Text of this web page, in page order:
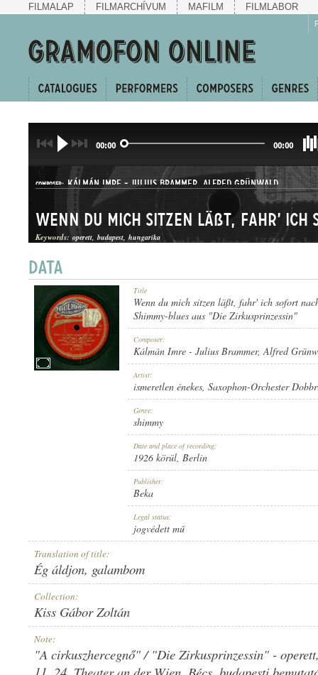
FILMALAP FILMARCHÍVUM MAFILM FILMLABOR
00:00 00:00
COMPOSER: KÁLMÁN IMRE - JULIUS BRAMMER ALFRED GRÜNWALD
SHIMMY
RECORD NUMBER: B. 5464-I
Keywords: operett budapest hungarika
Title
Wenn du mich sitzen läßt, fahr' ich sofort
Shimmy-blues aus "Die Zirkusprinzessin"
Composer:
Kálmán Imre - Julius Brammer,Alfred
Artist:
ismeretlen énekes, Saxophon-Orchester
Genre:
shimmy
Date and place of recording:
1926 körül, Berlin
Publisher:
Beka
Legal status:
jogvédett mű
Translation of title:
Ég áldjon, galambom
Collection:
Kiss Gábor Zoltán
Note:
"A cirkuszhercegnő" / "Die Zirkusprinzessin" -